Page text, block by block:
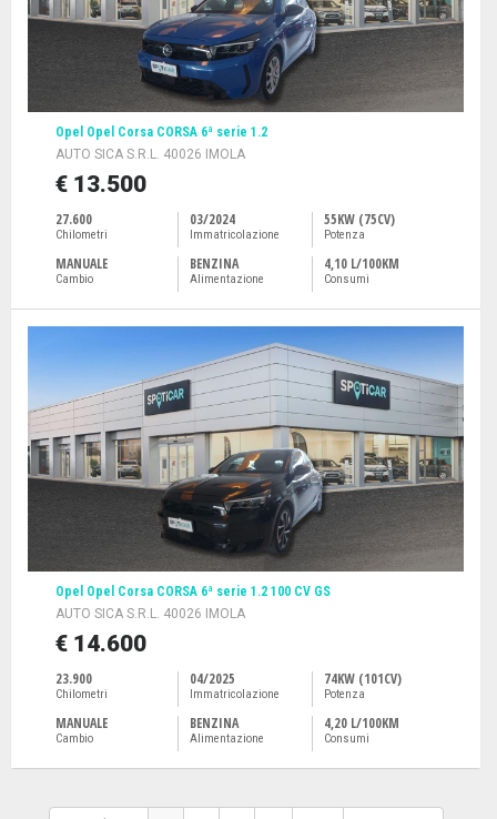
Opel Opel Corsa CORSA 6ª serie 1.2
AUTO SICA S.R.L. 40026 IMOLA
€ 13.500
27.600
Chilometri
03/2024
Immatricolazione
55KW (75CV)
Potenza
MANUALE
Cambio
BENZINA
Alimentazione
4,10 L/100KM
Consumi
Opel Opel Corsa CORSA 6ª serie 1.2 100 CV GS
AUTO SICA S.R.L. 40026 IMOLA
€ 14.600
23.900
Chilometri
04/2025
Immatricolazione
74KW (101CV)
Potenza
MANUALE
Cambio
BENZINA
Alimentazione
4,20 L/100KM
Consumi